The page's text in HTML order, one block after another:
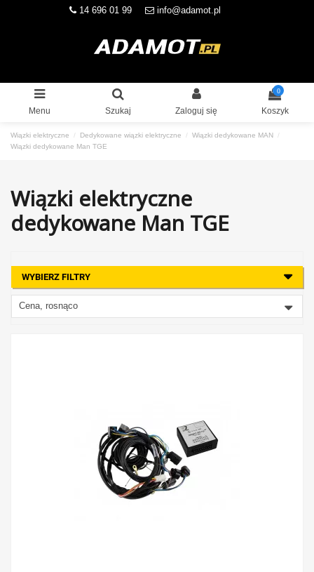
14 696 01 99 info@adamot.pl
Menu Szukaj Zaloguj się
0
Koszyk
Wiązki elektryczne Dedykowane wiązki elektryczne
Wiązki dedykowane MAN
Wiązki dedykowane Man TGE
Wiązki elektryczne
dedykowane Man TGE
WYBIERZ FILTRY
Cena, rosnąco